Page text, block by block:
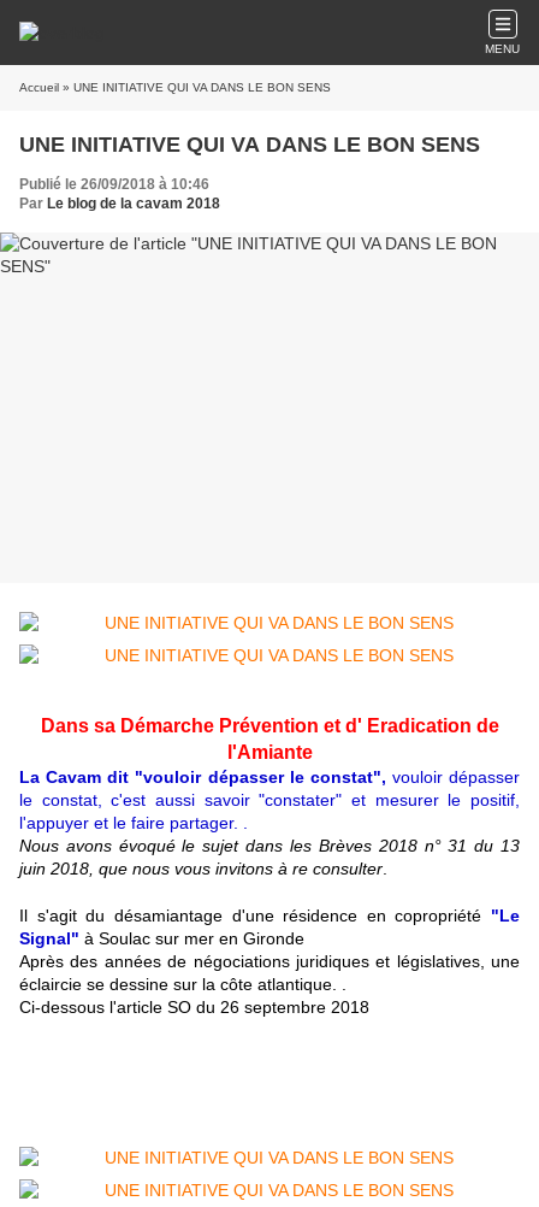
MENU
Accueil » UNE INITIATIVE QUI VA DANS LE BON SENS
UNE INITIATIVE QUI VA DANS LE BON SENS
Publié le 26/09/2018 à 10:46
Par Le blog de la cavam 2018
Dans sa Démarche Prévention et d' Eradication de
l'Amiante
La Cavam dit "vouloir dépasser le constat", vouloir dépasser
le constat, c'est aussi savoir "constater" et mesurer le positif,
l'appuyer et le faire partager. .
Nous avons évoqué le sujet dans les Brèves 2018 n° 31 du 13
juin 2018, que nous vous invitons à re consulter
Il s'agit du désamiantage d'une résidence en copropriété "Le
Signal" à Soulac sur mer en Gironde
Après des années de négociations juridiques et législatives, une
éclaircie se dessine sur la côte atlantique. .
Ci-dessous l'article SO du 26 septembre 2018